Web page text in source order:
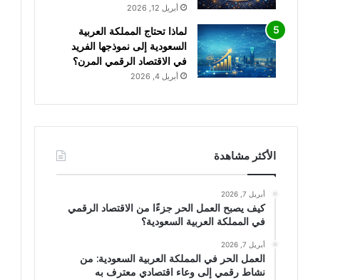
أبريل 12, 2026
لماذا تحتاج المملكة العربية
السعودية إلى نموذجها الفريد
في الاقتصاد الرقمي المرن؟
أبريل 4, 2026
الأكثر مشاهدة
أبريل 7, 2026
كيف يصبح العمل الحر جزءًا من الاقتصاد الرقمي
في المملكة العربية السعودية؟
أبريل 7, 2026
العمل الحر في المملكة العربية السعودية: من
نشاط رقمي إلى وعاء اقتصادي معترف به